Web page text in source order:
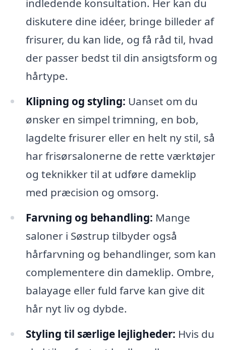
indledende konsultation. Her kan du
diskutere dine idéer, bringe billeder af
frisurer, du kan lide, og få råd til, hvad
der passer bedst til din ansigtsform og
hårtype.
Klipning og styling: Uanset om du
ønsker en simpel trimning, en bob,
lagdelte frisurer eller en helt ny stil, så
har frisørsalonerne de rette værktøjer
og teknikker til at udføre dameklip
med præcision og omsorg.
Farvning og behandling: Mange
saloner i Søstrup tilbyder også
hårfarvning og behandlinger, som kan
complementere din dameklip. Ombre,
balayage eller fuld farve kan give dit
hår nyt liv og dybde.
Styling til særlige lejligheder: Hvis du